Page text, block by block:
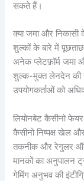
सकते हैं।
क्या जमा और
शुल्कों के बारे में
अनेक प्लेटफ़ॉर्म जमा
शुल्क-मुक्त लेनदेन की
उपयोगकर्ताओं को
लियोनबेट कैसीनो
कैसीनो निष्पक्ष खेल
तकनीक और रेगुलर
मानकों का अनुपालन
गेमिंग अनुभव की